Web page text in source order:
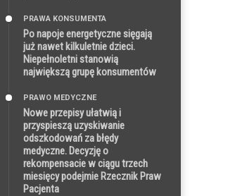
PRAWA KONSUMENTA
Po napoje energetyczne sięgają
już nawet kilkuletnie dzieci.
Niepełnoletni stanowią
największą grupę konsumentów
PRAWO MEDYCZNE
Nowe przepisy ułatwią i
przyspieszą uzyskiwanie
odszkodowań za błędy
medyczne. Decyzję o
rekompensacie w ciągu trzech
miesięcy podejmie Rzecznik Praw
Pacjenta